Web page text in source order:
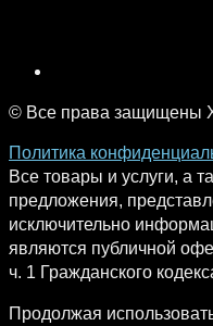
© Все права защищены
Политика
Все товары и услуги, а
предложения,
исключительно
являются публичной
ч. 1 Гражданского
Продолжая